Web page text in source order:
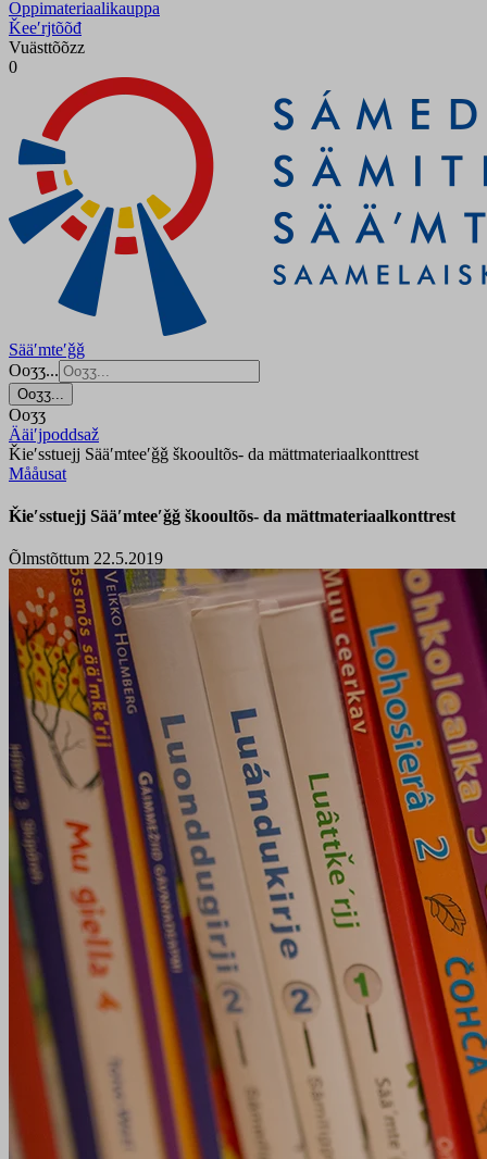
Oppimateriaalikauppa
Ǩeeʹrjtõõđ
Vuästtõõzz
0
Sääʹmteʹǧǧ
Ooʒʒ...
Ooʒʒ...
Ooʒʒ
Ääiʹjpoddsaž
Ǩieʹsstuejj Sääʹmteeʹǧǧ škooultõs- da mättmateriaalkonttrest
Mååusat
Ǩieʹsstuejj Sääʹmteeʹǧǧ škooultõs- da mättmateriaalkonttrest
Õlmstõttum 22.5.2019